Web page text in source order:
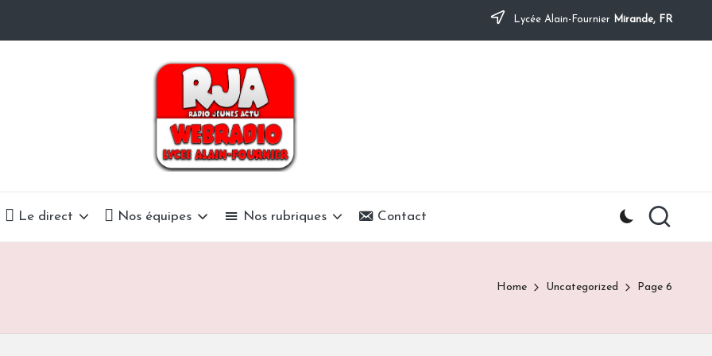
Lycée Alain-Fournier Mirande, FR
R
a
d
o
La
Du
Lycée
Alain-
Le direct Nos équipes Nos rubriques Contact
Home Uncategorized Page 6